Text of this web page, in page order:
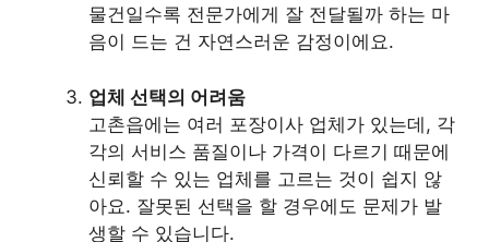
물건일수록 전문가에게 잘 전달될까 하는 마
음이 드는 건 자연스러운 감정이에요.
업체 선택의 어려움
고촌읍에는 여러 포장이사 업체가 있는데, 각
각의 서비스 품질이나 가격이 다르기 때문에
신뢰할 수 있는 업체를 고르는 것이 쉽지 않
아요. 잘못된 선택을 할 경우에도 문제가 발
생할 수 있습니다.